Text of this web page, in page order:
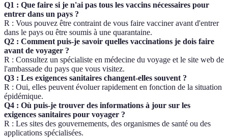
Q1 : Que faire si je n'ai pas tous les vaccins nécessaires pour
entrer dans un pays ?
R : Vous pouvez être contraint de vous faire vacciner avant d'entrer
dans le pays ou être soumis à une quarantaine.
Q2 : Comment puis-je savoir quelles vaccinations je dois faire
avant de voyager ?
R : Consultez un spécialiste en médecine du voyage et le site web de
l'ambassade du pays que vous visitez.
Q3 : Les exigences sanitaires changent-elles souvent ?
R : Oui, elles peuvent évoluer rapidement en fonction de la situation
épidémique.
Q4 : Où puis-je trouver des informations à jour sur les
exigences sanitaires pour voyager ?
R : Les sites des gouvernements, des organismes de santé ou des
applications spécialisées.